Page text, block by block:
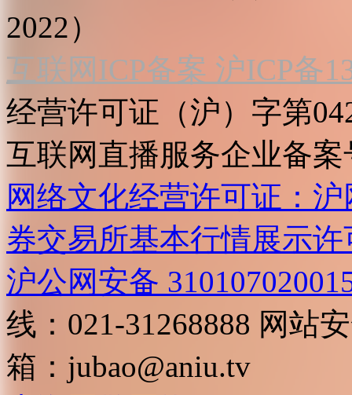
2022）
互联网ICP备案 沪ICP备
经营许可证（沪）字第
互联网直播服务企业备案
网络文化经营许可证：
券交易所基本行情展示许
沪公网安备
线：021-31268888 网站
箱： jubao@aniu.tv